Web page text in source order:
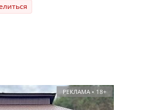
РЕКЛАМА • 18+